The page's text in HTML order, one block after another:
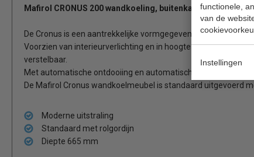
functionele,
van de
Instellingen
Mafirol CRONUS 200 wandkoeling, buitenkant zwart én
De Cronus is een aantrekkelijke vormgegeven
Voorzien van interieurverlichting en in hoogte verstelbare
verstelbaar.
Met automatische ontdooiing en automatische
De Mafirol Cronus wandkoelmeubel is standaard uitgevoerd
Moderne uitstraling
Standaard met rolgordijn
Diepte 665 mm